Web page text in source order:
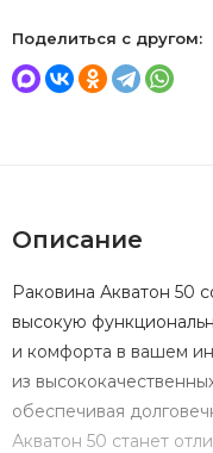
Поделиться с другом:
Описание
Раковина Акватон 50
высокую
и комфорта в вашем
из
обеспечивая
Акватон 50 станет